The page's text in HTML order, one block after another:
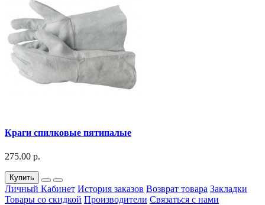
Краги спилковые пятипалые
275.00 р.
Купить
Личный Кабинет История заказов Возврат товара Закладки
Товары со скидкой Производители Связаться с нами